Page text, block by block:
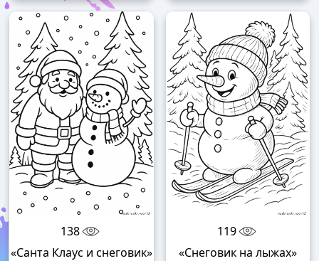
138
«Санта Клаус и снеговик»
119
«Снеговик на лыжах»